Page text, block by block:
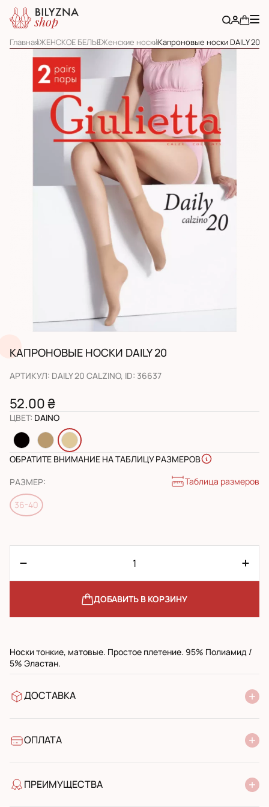
ГлавнаяЖЕНСКОЕ БЕЛЬЕЖенские носкиКапроновые носки DAILY 20
КАПРОНОВЫЕ НОСКИ DAILY 20
АРТИКУЛ: DAILY 20 CALZINO, ID: 36637
52.00 ₴
ЦВЕТ: DAINO
ОБРАТИТЕ ВНИМАНИЕ НА ТАБЛИЦУ РАЗМЕРОВ
РАЗМЕР: Таблица размеров
36-40
ДОБАВИТЬ В КОРЗИНУ
Носки тонкие, матовые. Простое плетение. 95% Полиамид /
5% Эластан.
ДОСТАВКА
УкрПочта стандарт
ОПЛАТА
Банковский перевод
ПРЕИМУЩЕСТВА